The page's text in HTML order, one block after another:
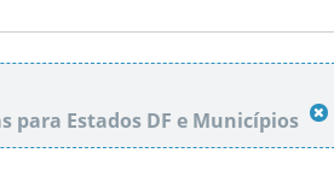
para Estados DF e Municípios